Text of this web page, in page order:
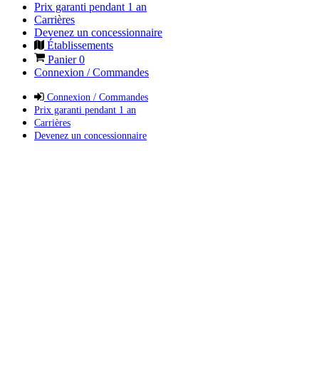
Prix garanti pendant 1 an
Carrières
Devenez un concessionnaire
Établissements
Panier0
Connexion / Commandes
Connexion / Commandes
Prix garanti pendant 1 an
Carrières
Devenez un concessionnaire